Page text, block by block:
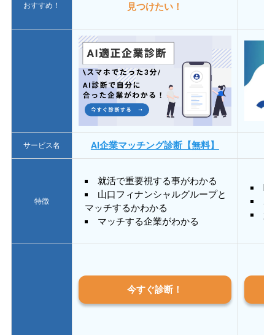
おすすめ！
見つけたい！
サービス名 AI企業マッチング診断【無料】
特徴
就活で重要視する事がわかる
山口フィナンシャルグループと
マッチするかわかる
マッチする企業がわかる
質
今すぐ診断！